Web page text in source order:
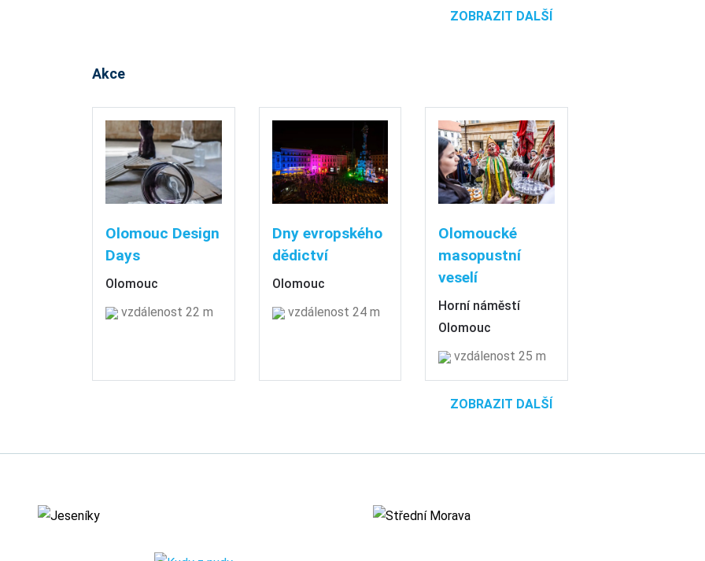
ZOBRAZIT DALŠÍ
Akce
Olomouc Design
Days
Olomouc
vzdálenost 22 m
Dny evropského
dědictví
Olomouc
vzdálenost 24 m
Olomoucké
masopustní
veselí
Horní náměstí
Olomouc
vzdálenost 25 m
ZOBRAZIT DALŠÍ